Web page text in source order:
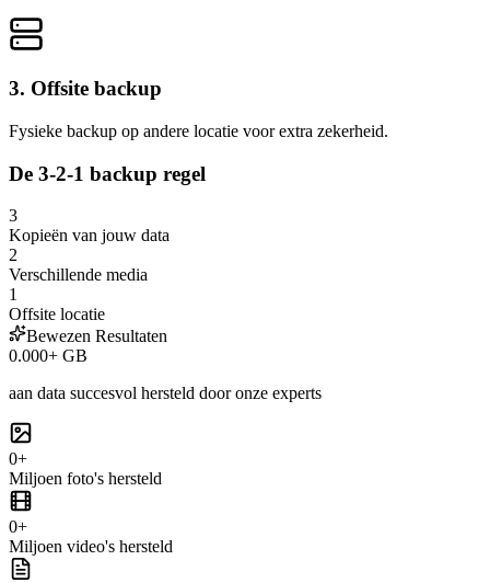
3. Offsite backup
Fysieke backup op andere locatie voor extra zekerheid.
De 3-2-1 backup regel
3
Kopieën van jouw data
2
Verschillende media
1
Offsite locatie
Bewezen Resultaten
0.000+ GB
aan data succesvol hersteld door onze experts
0+
Miljoen foto's hersteld
0+
Miljoen video's hersteld